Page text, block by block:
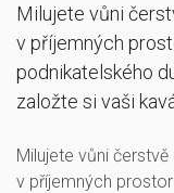
Milujete vůni
v příjemných
podnikatelského
založte si vaši
Milujete vůni
v příjemných